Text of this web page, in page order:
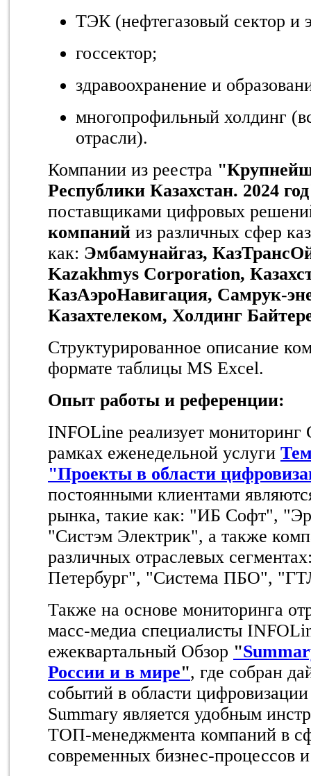
ТЭК (нефтегазовый сектор и
госсектор;
здравоохранение и
многопрофильный холдинг
отрасли).
Компании из реестра
Республики Казахстан. 2024
поставщиками цифровых
компаний из различных сфер
как: Эмбамунайгаз,
Kazakhmys Corporation,
КазАэроНавигация, Самрук-
Казахтелеком, Холдинг
Структурированное описание
формате таблицы MS Excel.
Опыт работы и референции:
INFOLine реализует
рамках еженедельной услуги
"Проекты в области
постоянными клиентами
рынка, такие как: "ИБ Софт",
"Систэм Электрик", а также
различных отраслевых
Петербург", "Система ПБО",
Также на основе мониторинга
масс-медиа специалисты
ежеквартальный Обзор "
России и в мире", где собран
событий в области
Summary является удобным
ТОП-менеджмента компаний в
современных бизнес-процессов